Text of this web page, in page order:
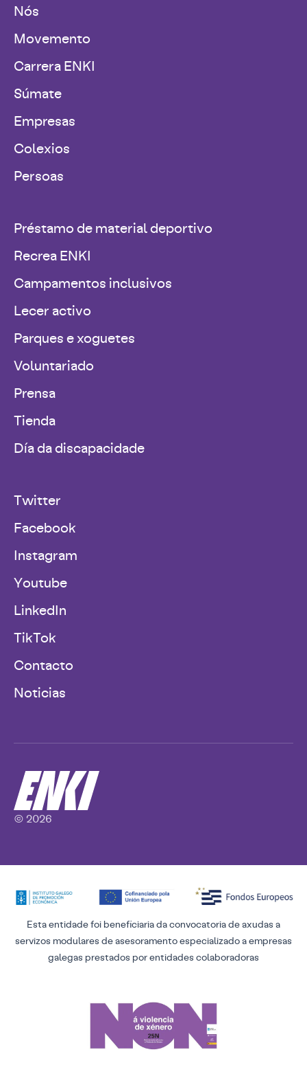
Nós
Movemento
Carrera ENKI
Súmate
Empresas
Colexios
Persoas
Préstamo de material deportivo
Recrea ENKI
Campamentos inclusivos
Lecer activo
Parques e xoguetes
Voluntariado
Prensa
Tienda
Día da discapacidade
Twitter
Facebook
Instagram
Youtube
LinkedIn
TikTok
Contacto
Noticias
© 2026
Esta entidade foi beneficiaria da convocatoria de axudas a
servizos modulares de asesoramento especializado a empresas
galegas prestados por entidades colaboradoras